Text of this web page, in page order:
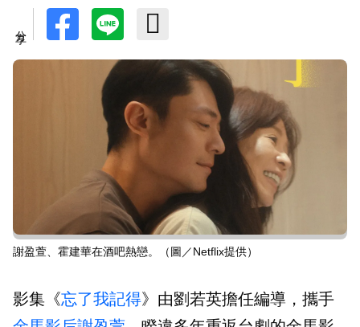
謝盈萱、霍建華在酒吧熱戀。（圖／Netflix提供）
影集《忘了我記得》由劉若英擔任編導，攜手